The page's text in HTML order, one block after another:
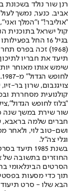
אביב. כנער, נמשך
"אוליבר!" ו"המלך
קול ישראל בתוכנית
בגיל 16 החל
(1968) זכה בפרס
תיעד את חבריו
שימש אותו מאוחר
צויגנבום, שרון בר-
קולנועית מסחררת
"בלוז לחופש
שור שירת במשך שנה
חברים שלמה בראבא,
ושם-טוב לוי, ולאחר
וגלי צה"ל.
בשנת 1985
החוזרים בתשובה של
הסרטים הבינלאומי
תוך כדי מסעות
הבא שלו - סרט